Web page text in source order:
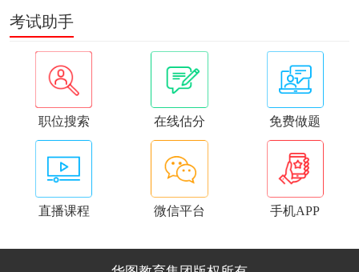
考试助手
职位搜索 在线估分 免费做题
直播课程 微信平台 手机APP